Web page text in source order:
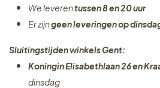
We leverentussen 8 en 20 uur
Er zijngeen leveringenop
Sluitingstijden winkels Gent:
Koningin Elisabethlaan 26 en
dinsdag